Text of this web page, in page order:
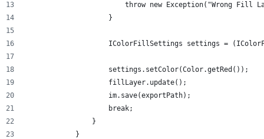
throw new Exception("Wrong Fill
                    }
IColorFillSettings settings =
                    settings.setColor(Color.getRed());
                    fillLayer.update();
                    im.save(exportPath);
                    break;
                }
            }